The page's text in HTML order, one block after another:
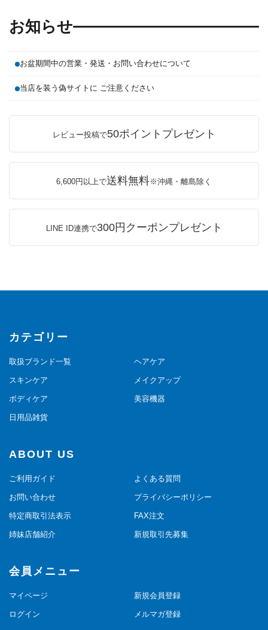
お知らせ
お盆期間中の営業・発送・お問い合わせについて
当店を装う偽サイトに ご注意ください
レビュー投稿で50ポイントプレゼント
6,600円以上で送料無料※沖縄・離島除く
LINE ID連携で300円クーポンプレゼント
カテゴリー
取扱ブランド一覧 ヘアケア
スキンケア メイクアップ
ボディケア 美容機器
日用品雑貨
ABOUT US
ご利用ガイド よくある質問
お問い合わせ プライバシーポリシー
特定商取引法表示 FAX注文
姉妹店舗紹介 新規取引先募集
会員メニュー
マイページ 新規会員登録
ログイン メルマガ登録